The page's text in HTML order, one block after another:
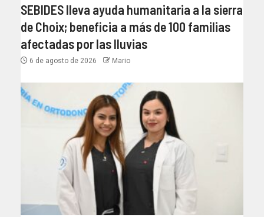
SEBIDES lleva ayuda humanitaria a la sierra
de Choix; beneficia a más de 100 familias
afectadas por las lluvias
6 de agosto de 2026 Mario